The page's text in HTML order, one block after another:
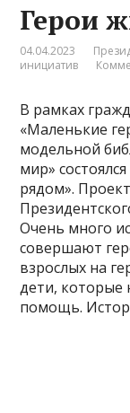
Герои
04.04.2023
инициатив
В рамках
«Маленькие
модельной
мир»
рядом».
Очень много
совершают
взрослых на
дети, которые
помощь.